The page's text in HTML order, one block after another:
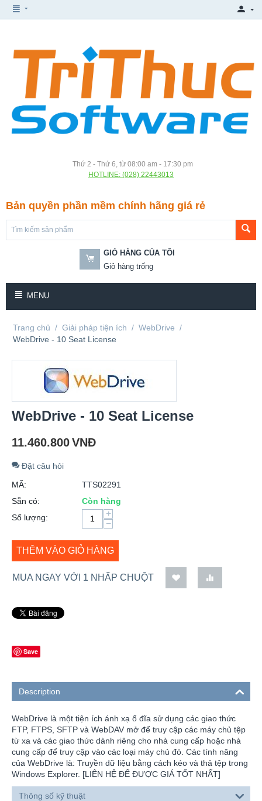
Thứ 2 - Thứ 6, từ 08:00 am - 17:30 pm
HOTLINE: (028) 22443013
Bản quyền phần mềm chính hãng giá rẻ
GIỎ HÀNG CỦA TÔI
Giỏ hàng trống
MENU
Trang chủ / Giải pháp tiện ích / WebDrive /
WebDrive - 10 Seat License
WebDrive - 10 Seat License
11.460.800VNĐ
Đặt câu hỏi
MÃ:
TTS02291
Sẵn có:
Còn hàng
Số lượng:
+
−
THÊM VÀO GIỎ HÀNG
MUA NGAY VỚI 1 NHẤP CHUỘT
Save
Description
WebDrive là một tiện ích ánh xạ ổ đĩa sử dụng các giao thức
FTP, FTPS, SFTP và WebDAV mở để truy cập các máy chủ tệp
từ xa và các giao thức dành riêng cho nhà cung cấp hoặc nhà
cung cấp để truy cập vào các loại máy chủ đó. Các tính năng
của WebDrive là: Truyền dữ liệu bằng cách kéo và thả tệp trong
Windows Explorer. [LIÊN HỆ ĐỂ ĐƯỢC GIÁ TỐT NHẤT]
Thông số kỹ thuật